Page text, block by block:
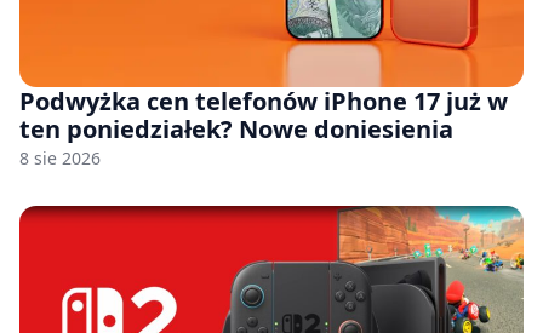
Podwyżka cen telefonów iPhone 17 już w
ten poniedziałek? Nowe doniesienia
8 sie 2026